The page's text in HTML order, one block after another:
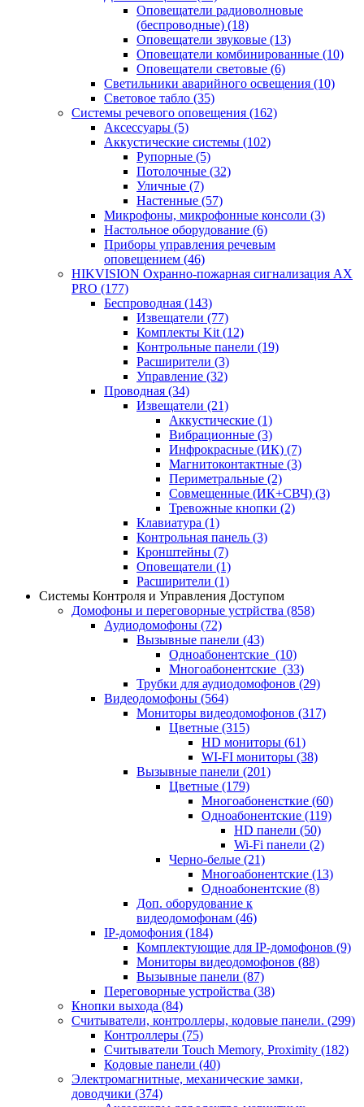
Оповещатели радиоволновые
(беспроводные) (18)
Оповещатели звуковые (13)
Оповещатели комбинированные (10)
Оповещатели световые (6)
Светильники аварийного освещения (10)
Световое табло (35)
Системы речевого оповещения (162)
Аксессуары (5)
Аккустические системы (102)
Рупорные (5)
Потолочные (32)
Уличные (7)
Настенные (57)
Микрофоны, микрофонные консоли (3)
Настольное оборудование (6)
Приборы управления речевым
оповещением (46)
HIKVISION Охранно-пожарная сигнализация AX
PRO (177)
Беспроводная (143)
Извещатели (77)
Комплекты Kit (12)
Контрольные панели (19)
Расширители (3)
Управление (32)
Проводная (34)
Извещатели (21)
Аккустические (1)
Вибрационные (3)
Инфрокрасные (ИК) (7)
Магнитоконтактные (3)
Периметральные (2)
Совмещенные (ИК+СВЧ) (3)
Тревожные кнопки (2)
Клавиатура (1)
Контрольная панель (3)
Кронштейны (7)
Оповещатели (1)
Расширители (1)
Системы Контроля и Управления Доступом
Домофоны и переговорные устрйства (858)
Аудиодомофоны (72)
Вызывные панели (43)
Одноабонентские (10)
Многоабонентские (33)
Трубки для аудиодомофонов (29)
Видеодомофоны (564)
Мониторы видеодомофонов (317)
Цветные (315)
HD мониторы (61)
WI-FI мониторы (38)
Вызывные панели (201)
Цветные (179)
Многоабоненсткие (60)
Одноабонентские (119)
HD панели (50)
Wi-Fi панели (2)
Черно-белые (21)
Многоабонентские (13)
Одноабонентские (8)
Доп. оборудование к
видеодомофонам (46)
IP-домофония (184)
Комплектующие для IP-домофонов (9)
Мониторы видеодомофонов (88)
Вызывные панели (87)
Переговорные устройства (38)
Кнопки выхода (84)
Считыватели, контроллеры, кодовые панели. (299)
Контроллеры (75)
Считыватели Touch Memory, Proximity (182)
Кодовые панели (40)
Электромагнитные, механические замки,
доводчики (374)